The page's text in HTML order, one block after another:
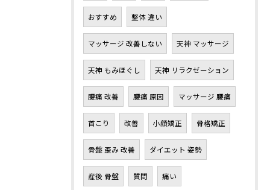
おすすめ 整体 違い
マッサージ 改善しない 天神 マッサージ
天神 もみほぐし 天神 リラクゼーション
腰痛 改善 腰痛 原因 マッサージ 腰痛
首こり 改善 小顔矯正 骨格矯正
骨盤 歪み 改善 ダイエット 姿勢
産後 骨盤 質問 痛い